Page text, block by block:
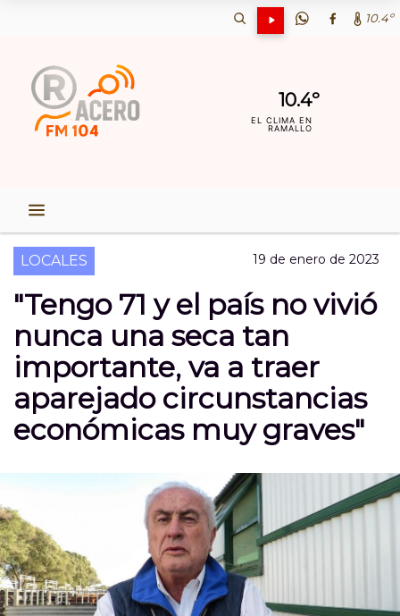
10.4º
10.4º
EL CLIMA EN
RAMALLO
LOCALES 19 de enero de 2023
"Tengo 71 y el país no vivió
nunca una seca tan
importante, va a traer
aparejado circunstancias
económicas muy graves"